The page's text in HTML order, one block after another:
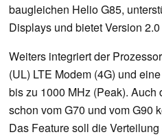
baugleichen Helio G85,
Displays und bietet Version
Weiters integriert der
(UL) LTE Modem (4G) und
bis zu 1000 MHz (Peak).
schon vom G70 und vom G90
Das Feature soll die